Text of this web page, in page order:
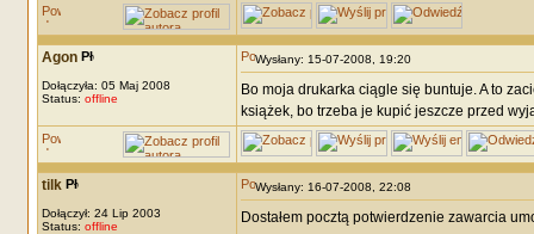
Agon
Dołączyła: 05 Maj 2008
Status: offline
Wysłany: 15-07-2008, 19:20
Bo moja drukarka ciągle się buntuje. A to
książek, bo trzeba je kupić jeszcze przed
tilk
Dołączył: 24 Lip 2003
Status: offline
Wysłany: 16-07-2008, 22:08
Dostałem pocztą potwierdzenie zawarcia